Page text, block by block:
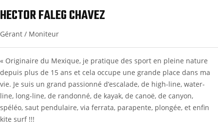
HECTOR FALEG CHAVEZ
Gérant / Moniteur
« Originaire du Mexique, je pratique des sport en pleine nature
depuis plus de 15 ans et cela occupe une grande place dans ma
vie. Je suis un grand passionné d’escalade, de high-line, water-
line, long-line, de randonné, de kayak, de canoë, de canyon,
spéléo, saut pendulaire, via ferrata, parapente, plongée, et enfin
kite surf !!!